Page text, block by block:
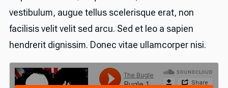
vestibulum, augue tellus scelerisque erat, non
facilisis velit velit sed arcu. Sed et leo a sapien
hendrerit dignissim. Donec vitae ullamcorper nisi.